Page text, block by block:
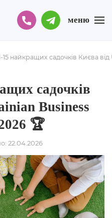
меню
найкращих садочків Києва
садочків
Business
🏆
22.04.2026